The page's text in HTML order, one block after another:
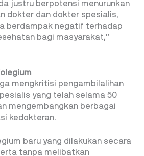
justru berpotensi menurunkan
dokter dan dokter spesialis,
berdampak negatif terhadap
bagi masyarakat,”
mengkritisi pengambilalihan
yang telah selama 50
mengembangkan berbagai
kedokteran.
baru yang dilakukan secara
tanpa melibatkan